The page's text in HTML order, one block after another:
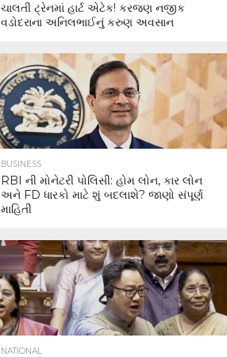
ચાલતી ટ્રેનમાં હાર્ટ એટેક! કરજણ નજીક
વડોદરાના અનિલભાઈનું કરુણ અવસાન
BUSINESS
RBI ની મોનેટરી પોલિસી: હોમ લોન, કાર લોન
અને FD ધારકો માટે શું બદલાશે? જાણો સંપૂર્ણ
માહિતી
NATIONAL